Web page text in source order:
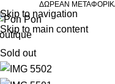
Skip to navigation
Skip to main content
ΔΩΡΕΑΝ
Sold out